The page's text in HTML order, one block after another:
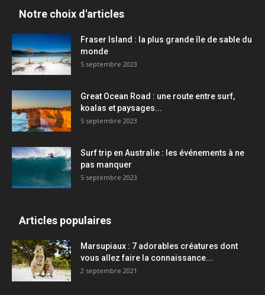
Notre choix d'articles
Fraser Island : la plus grande île de sable du
monde
5 septembre 2023
Great Ocean Road : une route entre surf,
koalas et paysages...
5 septembre 2023
Surf trip en Australie : les événements à ne
pas manquer
5 septembre 2023
Articles populaires
Marsupiaux : 7 adorables créatures dont
vous allez faire la connaissance...
2 septembre 2021